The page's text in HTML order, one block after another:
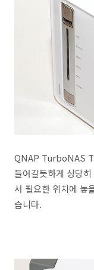
QNAP TurboNAS
들어갈듯하게 상당
서 필요한 위치에 놓
습니다.